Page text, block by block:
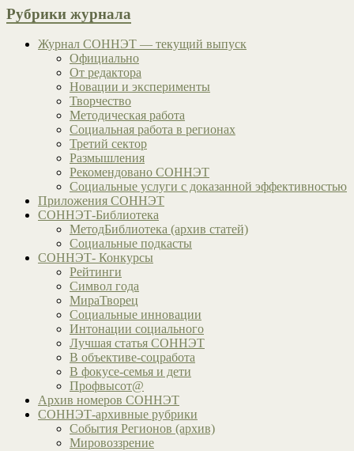
Рубрики журнала
Журнал СОННЭТ — текущий выпуск
Официально
От редактора
Новации и эксперименты
Творчество
Методическая работа
Социальная работа в регионах
Третий сектор
Размышления
Рекомендовано СОННЭТ
Социальные услуги с доказанной эффективностью
Приложения СОННЭТ
СОННЭТ-Библиотека
МетодБиблиотека (архив статей)
Социальные подкасты
СОННЭТ- Конкурсы
Рейтинги
Символ года
МираТворец
Социальные инновации
Интонации социального
Лучшая статья СОННЭТ
В объективе-соцработа
В фокусе-семья и дети
Профвысот@
Архив номеров СОННЭТ
СОННЭТ-архивные рубрики
События Регионов (архив)
Мировоззрение